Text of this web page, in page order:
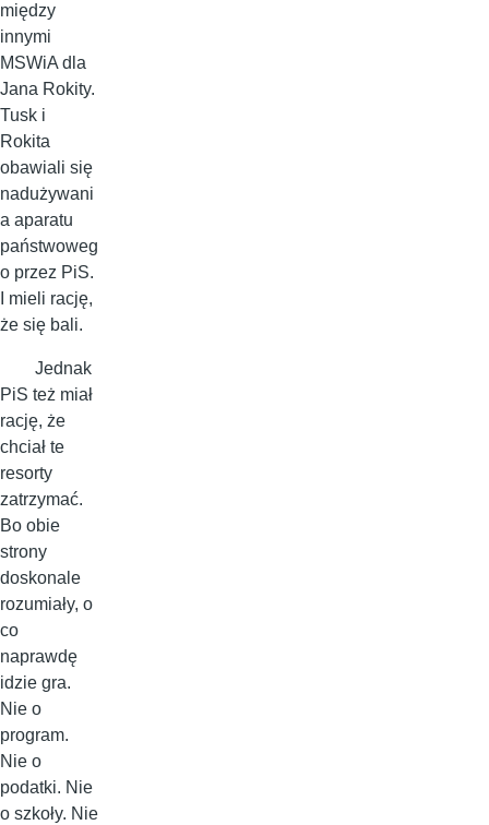
między
innymi
MSWiA dla
Jana Rokity.
Tusk i
Rokita
obawiali się
nadużywani
a aparatu
państwoweg
o przez PiS.
I mieli rację,
że się bali.
Jednak
PiS też miał
rację, że
chciał te
resorty
zatrzymać.
Bo obie
strony
doskonale
rozumiały, o
co
naprawdę
idzie gra.
Nie o
program.
Nie o
podatki. Nie
o szkoły. Nie